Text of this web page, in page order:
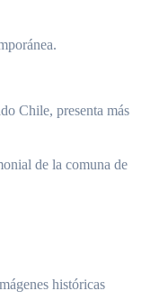
Chile, presenta más
de la comuna de
históricas